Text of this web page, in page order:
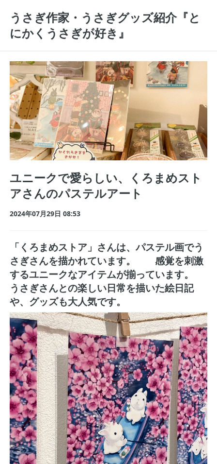
うさぎ作家・うさぎグッズ紹介『と
にかくうさぎが好き』
ユニークで愛らしい、くろまめスト
アさんのパステルアート
2024年07月29日 08:53
「くろまめストア」さんは、パステル画でう
さぎさんを描かれています。 感覚を刺激
するユニークなアイテムが揃っています。
うさぎさんとの楽しい日常を描いた絵日記
や、グッズも大人気です。